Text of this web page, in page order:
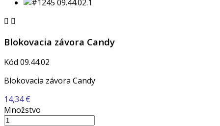
 
Blokovacia závora Candy
Kód 09.44.02
Blokovacia závora Candy
14,34 €
Množstvo